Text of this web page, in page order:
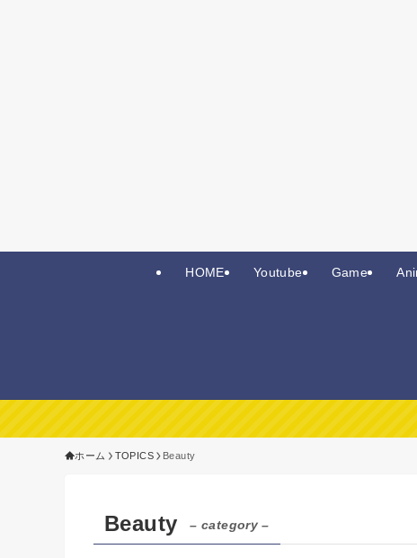
HOME Youtube Game
ホーム TOPICS Beauty
Beauty – category –